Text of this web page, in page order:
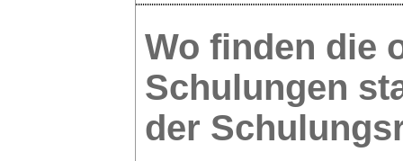
Wo finden die
Schulungen
der